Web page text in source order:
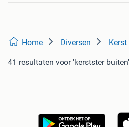
Home Diversen Kerst
41 resultaten voor 'kerstster buiten'